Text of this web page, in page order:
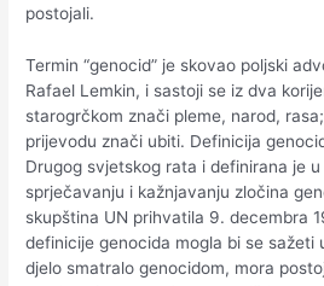
postojali.
Termin “genocid” je skovao poljski
Rafael Lemkin, i sastoji se iz dva
starogrčkom znači pleme, narod,
prijevodu znači ubiti. Definicija
Drugog svjetskog rata i definirana je
sprječavanju i kažnjavanju zločina
skupština UN prihvatila 9. decembra
definicije genocida mogla bi se sažeti
djelo smatralo genocidom, mora